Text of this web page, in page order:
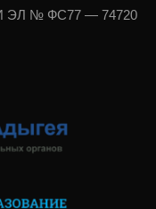
ЭЛ № ФС77 — 74720